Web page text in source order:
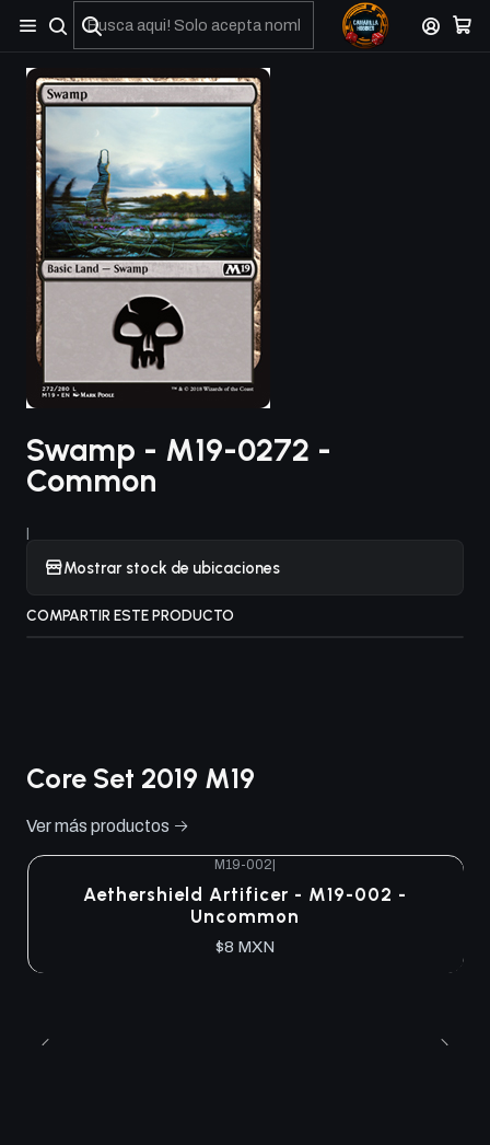
No olviden reportar sus depositos y transferencias por Whatsapp
Swamp - M19-0272 -
Common
|
Mostrar stock de ubicaciones
COMPARTIR ESTE PRODUCTO
Core Set 2019 M19
Ver más productos
M19-002
Aethershield Artificer - M19-002 -
Uncommon
$8 MXN